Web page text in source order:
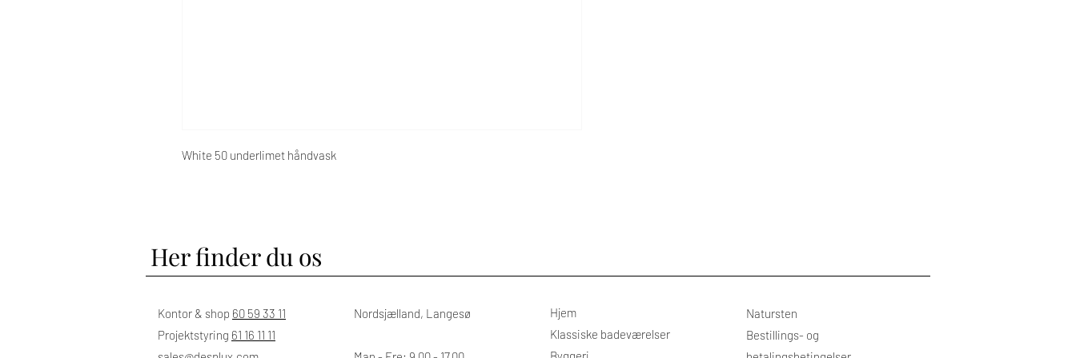
White 50 underlimet håndvask
Her finder du os
Kontor & shop 60 59 33 11
Projektstyring 61 16 11 11
Nordsjælland, Langesø
Hjem
Klassiske badeværelser
Natursten
Bestillings- og